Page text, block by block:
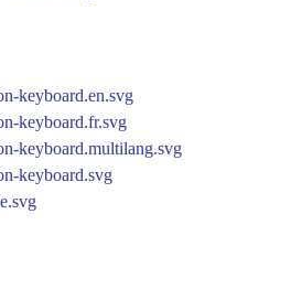
keyboard.en.svg
keyboard.fr.svg
keyboard.multilang.svg
keyboard.svg